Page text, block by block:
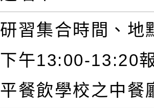
研習集合時間、地
下午13:00-13:20
平餐飲學校之中餐